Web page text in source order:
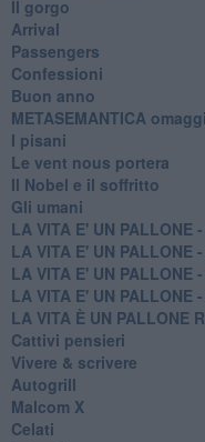
Il gorgo
Arrival
Passengers
Confessioni
Buon anno
METASEMANTICA
I pisani
Le vent nous portera
Il Nobel e il soffritto
Gli umani
LA VITA E' UN
LA VITA E' UN
LA VITA E' UN PALLONE
LA VITA E' UN
LA VITA È UN PALLONE
Cattivi pensieri
Vivere & scrivere
Autogrill
Malcom X
Celati